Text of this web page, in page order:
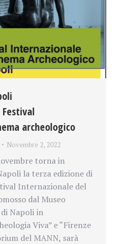
Festival
archeologico
Novembre 2, 2022
torna in
la terza edizione di
Internazionale del
dal Museo
Napoli in
Viva” e “Firenze
del MANN, sarà